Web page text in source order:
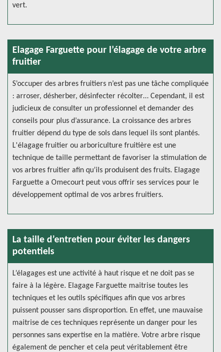
vert.
Elagage Farguette pour l’élagage de votre arbre
fruitier
S’occuper des arbres fruitiers n’est pas une tâche compliquée
: arroser, désherber, désinfecter récolter… Cependant, il est
judicieux de consulter un professionnel et demander des
conseils pour plus d’assurance. La croissance des arbres
fruitier dépend du type de sols dans lequel ils sont plantés.
L'élagage fruitier ou arboriculture fruitière est une
technique de taille permettant de favoriser la stimulation de
vos arbres fruitier afin qu’ils produisent des fruits. Elagage
Farguette a Omecourt peut vous offrir ses services pour le
développement optimal de vos arbres fruitiers.
La taille d’entretien pour éviter les dangers
potentiels
L’élagages est une activité à haut risque et ne doit pas se
faire à la légère. Elagage Farguette maitrise toutes les
techniques et les outils spécifiques afin que vos arbres
puissent pousser sans disproportion. En effet, une mauvaise
maitrise de ces techniques représente un danger pour les
personnes sans expertise en la matière. Votre arbre risque
également de pencher et cela peut véritablement être